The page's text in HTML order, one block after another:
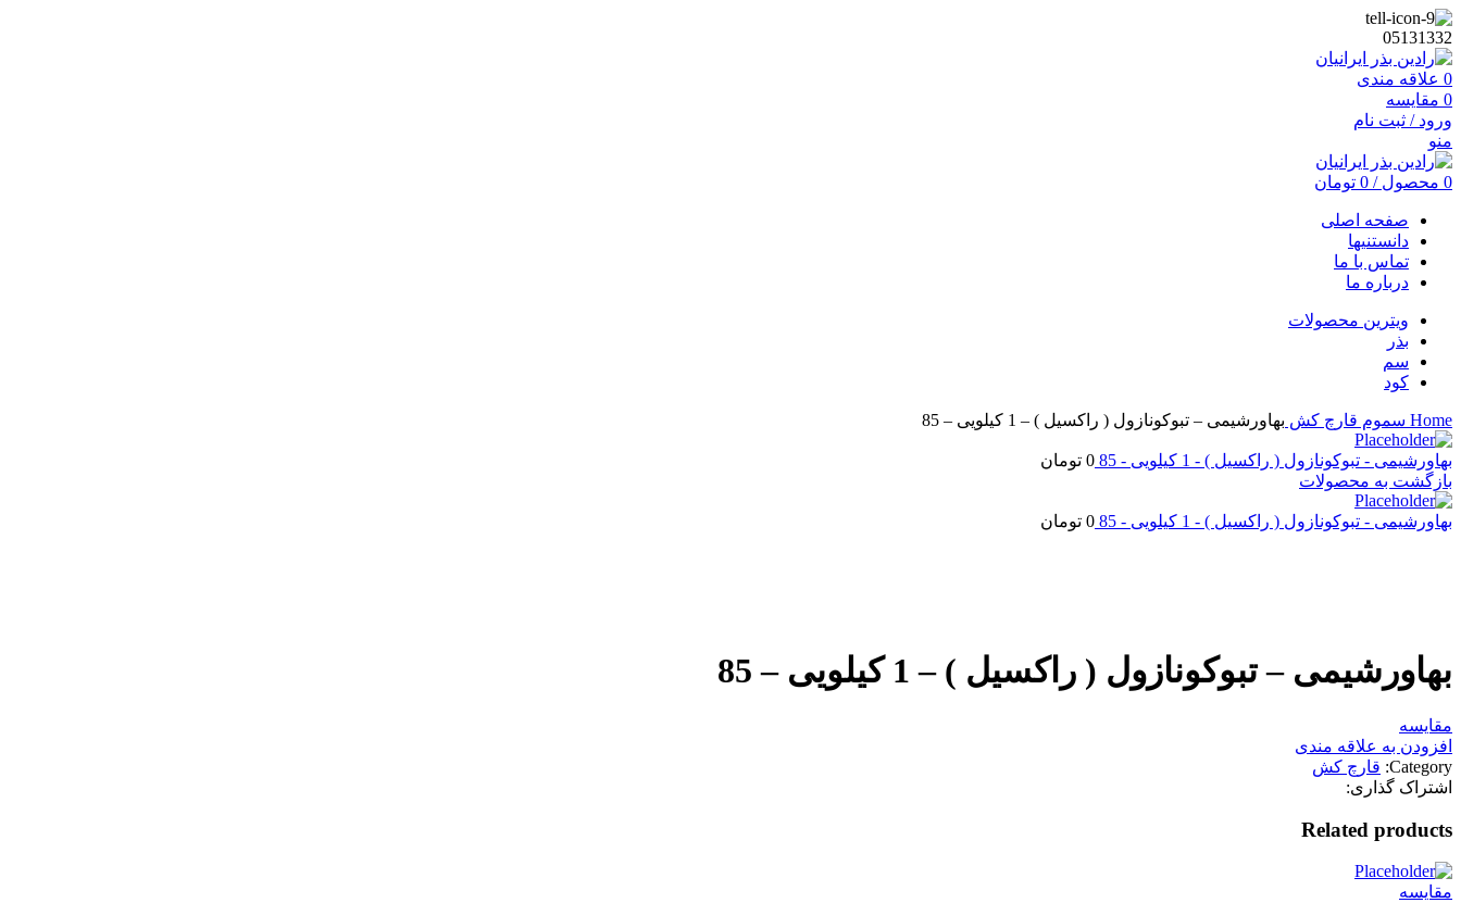
05131332
0 علاقه مندی
0 مقایسه
ورود / ثبت نام
منو
0 محصول /
0 تومان
صفحه اصلی
دانستنیها
تماس با ما
درباره ما
ویترین محصولات
بذر
سم
کود
Home سموم قارچ کش بهاورشیمی – تبوکونازول ( راکسیل ) – 1 کیلویی – 85
بهاورشیمی - تبوکونازول ( راکسیل ) - 1 کیلویی - 85 0 تومان
بازگشت به محصولات
بهاورشیمی - تبوکونازول ( راکسیل ) - 1 کیلویی - 85 0 تومان
بهاورشیمی – تبوکونازول ( راکسیل ) – 1 کیلویی – 85
مقایسه
افزودن به علاقه مندی
Category: قارچ کش
اشتراک گذاری:
Related products
مقایسه